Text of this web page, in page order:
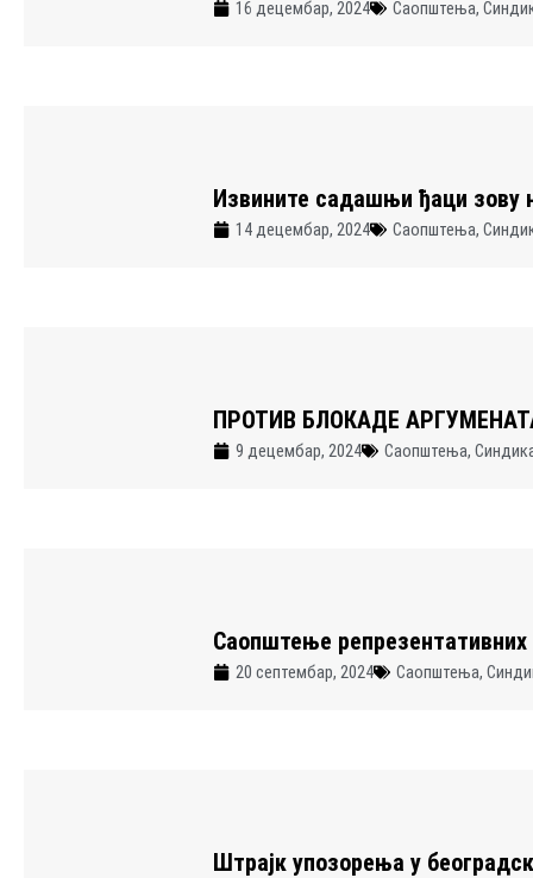
16 децембар, 2024 Саопштења,
Извините садашњи ђаци зову
14 децембар, 2024 Саопштења,
ПРОТИВ БЛОКАДЕ
9 децембар, 2024 Саопштења,
Саопштење
20 септембар, 2024 Саопштења,
Штрајк упозорења у